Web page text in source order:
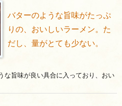
バターのような旨味がたっぷ
りの、おいしいラーメン。た
だし、量がとても少ない。
な旨味が良い具合に入っており、おい